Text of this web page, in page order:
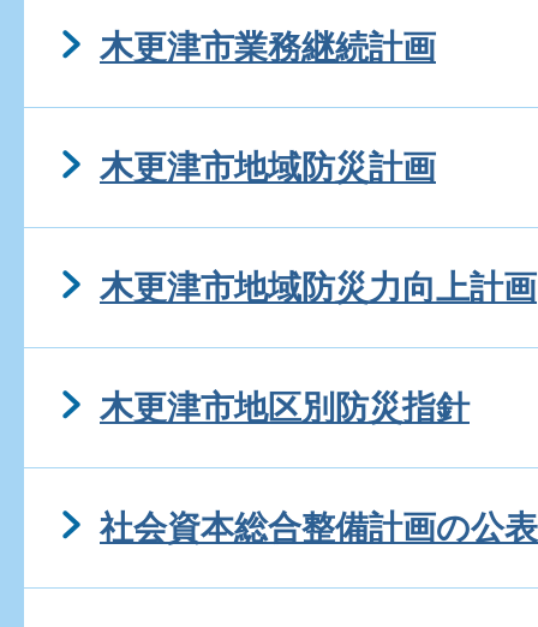
木更津市業務継続計画
木更津市地域防災計画
木更津市地域防災力向上計画
木更津市地区別防災指針
社会資本総合整備計画の公表